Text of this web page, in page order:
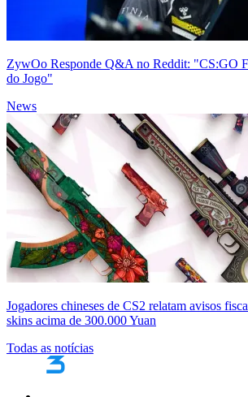
ZywOo Responde Q&A no Reddit: "CS:GO
do Jogo"
News
Jogadores chineses de CS2 relatam avisos
skins acima de 300.000 Yuan
Todas as notícias